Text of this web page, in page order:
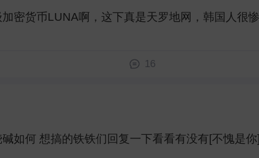
密货币LUNA啊，这下真是天罗地网，韩国人很惨
16
如何 想搞的铁铁们回复一下看看有没有[不愧是你]